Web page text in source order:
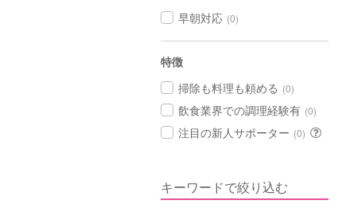
早朝対応 (0)
特徴
掃除も料理も頼める (0)
飲食業界での調理経験有 (0)
注目の新人サポーター (0)
キーワードで絞り込む